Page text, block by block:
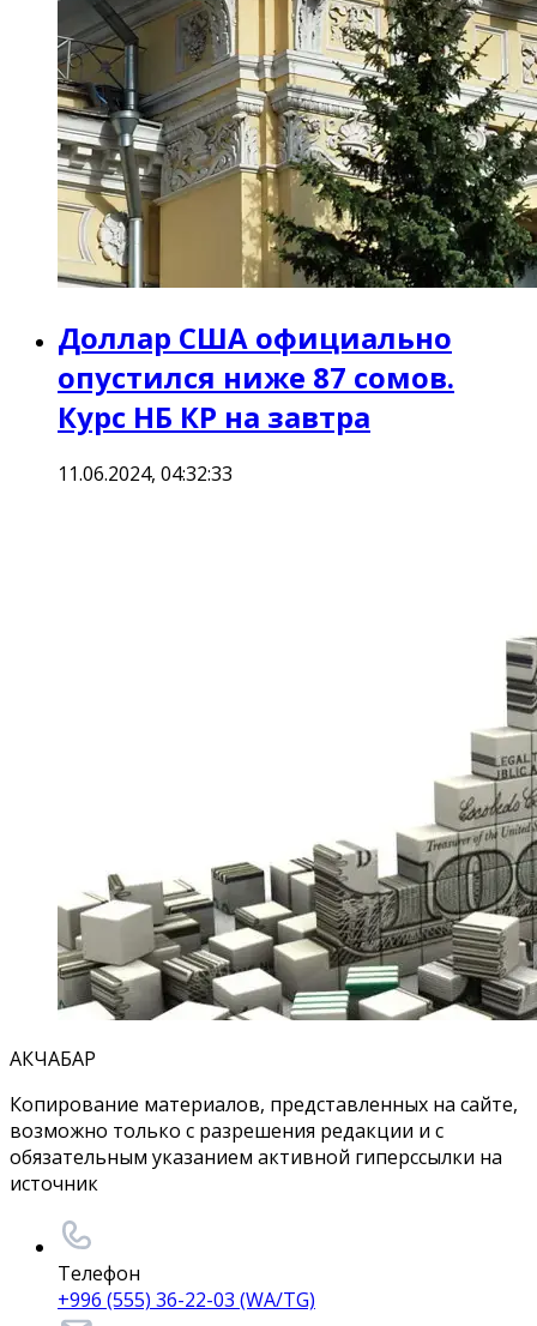
Доллар США официально
опустился ниже 87 сомов.
Курс НБ КР на завтра
11.06.2024, 04:32:33
АКЧАБАР
Копирование материалов, представленных на сайте,
возможно только с разрешения редакции и с
обязательным указанием активной гиперссылки на
источник
Телефон
+996 (555) 36-22-03 (WA/TG)